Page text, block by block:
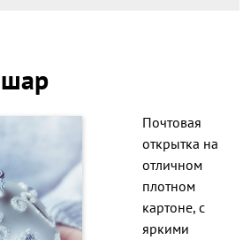
Почтовая
открытка на
отличном
плотном
картоне, с
яркими